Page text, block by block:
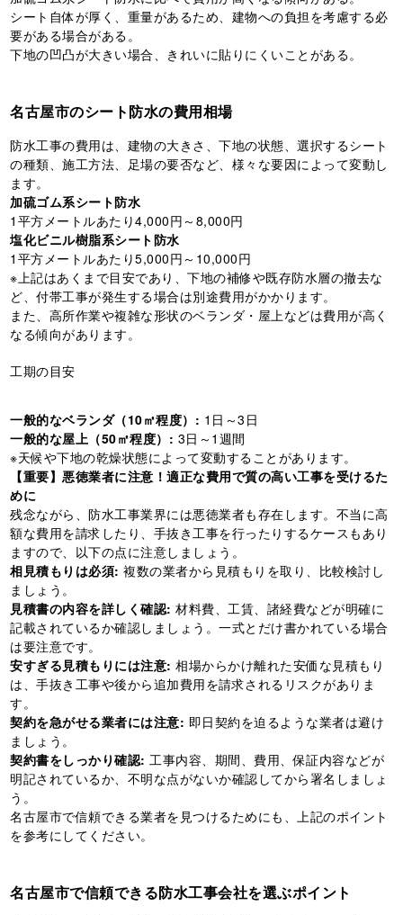
シート自体が厚く、重量があるため、建物への負担を考慮する必
要がある場合がある。
下地の凹凸が大きい場合、きれいに貼りにくいことがある。
名古屋市のシート防水の費用相場
防水工事の費用は、建物の大きさ、下地の状態、選択するシート
の種類、施工方法、足場の要否など、様々な要因によって変動し
ます。
加硫ゴム系シート防水
1平方メートルあたり4,000円～8,000円
塩化ビニル樹脂系シート防水
1平方メートルあたり5,000円～10,000円
※上記はあくまで目安であり、下地の補修や既存防水層の撤去な
ど、付帯工事が発生する場合は別途費用がかかります。
また、高所作業や複雑な形状のベランダ・屋上などは費用が高く
なる傾向があります。
工期の目安
一般的なベランダ（10㎡程度）: 1日～3日
一般的な屋上（50㎡程度）: 3日～1週間
※天候や下地の乾燥状態によって変動することがあります。
【重要】悪徳業者に注意！適正な費用で質の高い工事を受けるた
めに
残念ながら、防水工事業界には悪徳業者も存在します。不当に高
額な費用を請求したり、手抜き工事を行ったりするケースもあり
ますので、以下の点に注意しましょう。
相見積もりは必須: 複数の業者から見積もりを取り、比較検討し
ましょう。
見積書の内容を詳しく確認: 材料費、工賃、諸経費などが明確に
記載されているか確認しましょう。一式とだけ書かれている場合
は要注意です。
安すぎる見積もりには注意: 相場からかけ離れた安価な見積もり
は、手抜き工事や後から追加費用を請求されるリスクがありま
す。
契約を急がせる業者には注意: 即日契約を迫るような業者は避け
ましょう。
契約書をしっかり確認: 工事内容、期間、費用、保証内容などが
明記されているか、不明な点がないか確認してから署名しましょ
う。
名古屋市で信頼できる業者を見つけるためにも、上記のポイント
を参考にしてください。
名古屋市で信頼できる防水工事会社を選ぶポイント